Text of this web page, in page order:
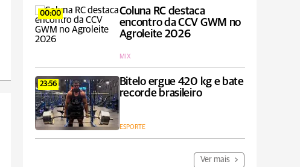
00:00
Coluna RC destaca
encontro da CCV GWM no
Agroleite 2026
MIX
23:56
Bitelo ergue 420 kg e bate
recorde brasileiro
ESPORTE
Ver mais